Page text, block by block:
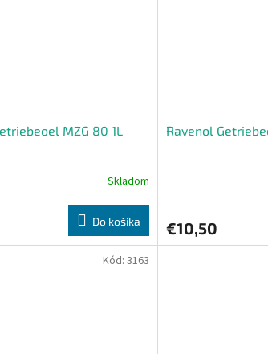
MZG 80 1L
Skladom
Do košíka
Ravenol
€10,50
Kód: 3163